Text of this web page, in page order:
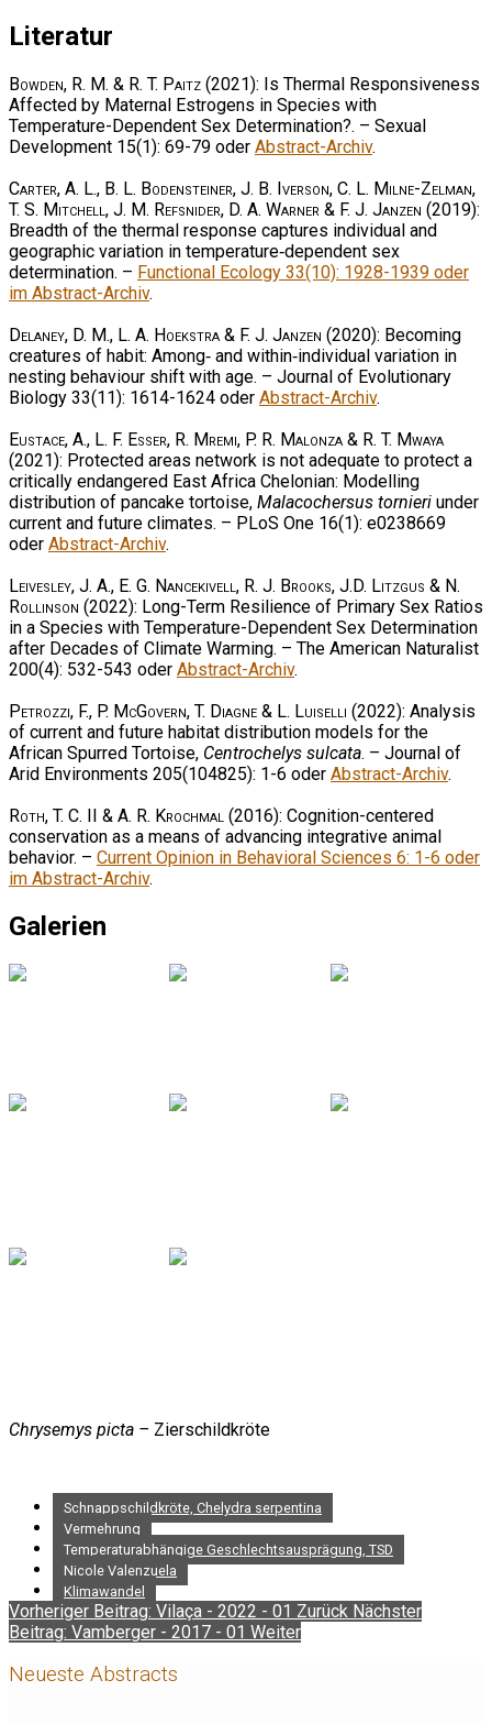
Literatur
Bowden, R. M. & R. T. Paitz (2021): Is Thermal Responsiveness
Affected by Maternal Estrogens in Species with
Temperature-Dependent Sex Determination?. – Sexual
Development 15(1): 69-79 oder Abstract-Archiv.
Carter, A. L., B. L. Bodensteiner, J. B. Iverson, C. L. Milne-Zelman,
T. S. Mitchell, J. M. Refsnider, D. A. Warner & F. J. Janzen (2019):
Breadth of the thermal response captures individual and
geographic variation in temperature‐dependent sex
determination. – Functional Ecology 33(10): 1928-1939 oder
im Abstract-Archiv.
Delaney, D. M., L. A. Hoekstra & F. J. Janzen (2020): Becoming
creatures of habit: Among‐ and within‐individual variation in
nesting behaviour shift with age. – Journal of Evolutionary
Biology 33(11): 1614-1624 oder Abstract-Archiv.
Eustace, A., L. F. Esser, R. Mremi, P. R. Malonza & R. T. Mwaya
(2021): Protected areas network is not adequate to protect a
critically endangered East Africa Chelonian: Modelling
distribution of pancake tortoise, Malacochersus tornieri under
current and future climates. – PLoS One 16(1): e0238669
oder Abstract-Archiv.
Leivesley, J. A., E. G. Nancekivell, R. J. Brooks, J.D. Litzgus & N.
Rollinson (2022): Long-Term Resilience of Primary Sex Ratios
in a Species with Temperature-Dependent Sex Determination
after Decades of Climate Warming. – The American Naturalist
200(4): 532-543 oder Abstract-Archiv.
Petrozzi, F., P. McGovern, T. Diagne & L. Luiselli (2022): Analysis
of current and future habitat distribution models for the
African Spurred Tortoise, Centrochelys sulcata. – Journal of
Arid Environments 205(104825): 1-6 oder Abstract-Archiv.
Roth, T. C. II & A. R. Krochmal (2016): Cognition-centered
conservation as a means of advancing integrative animal
behavior. – Current Opinion in Behavioral Sciences 6: 1-6 oder
im Abstract-Archiv.
Galerien
Chrysemys picta – Zierschildkröte
Schnappschildkröte, Chelydra serpentina
Vermehrung
Temperaturabhängige Geschlechtsausprägung, TSD
Nicole Valenzuela
Klimawandel
Vorheriger Beitrag: Vilaça - 2022 - 01 Zurück Nächster
Beitrag: Vamberger - 2017 - 01 Weiter
Neueste Abstracts